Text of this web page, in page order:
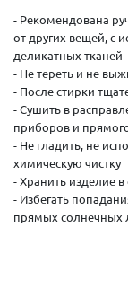
- Рекомендована
от других вещей, с
деликатных тканей
- Не тереть и не
- После стирки
- Сушить в
приборов и
- Не гладить, не
химическую чистку
- Хранить изделие
- Избегать
прямых солнечных